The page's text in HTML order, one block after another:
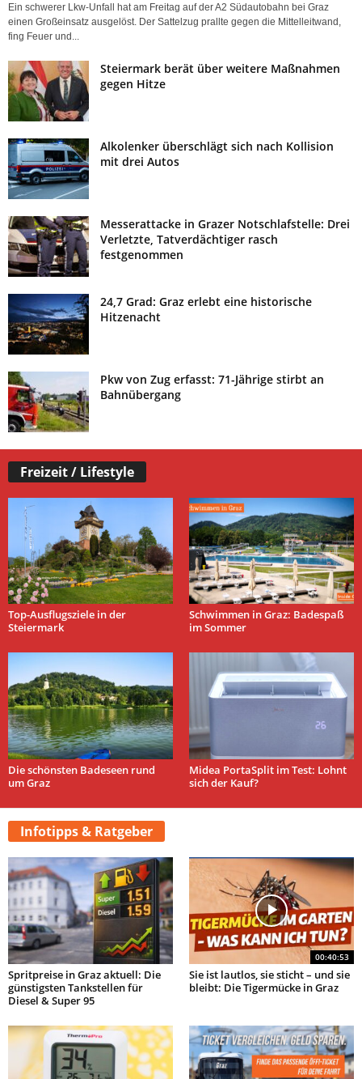
Ein schwerer Lkw-Unfall hat am Freitag auf der A2 Südautobahn bei Graz
einen Großeinsatz ausgelöst. Der Sattelzug prallte gegen die Mittelleitwand,
fing Feuer und...
Steiermark berät über weitere Maßnahmen
gegen Hitze
Alkolenker überschlägt sich nach Kollision
mit drei Autos
Messerattacke in Grazer Notschlafstelle: Drei
Verletzte, Tatverdächtiger rasch
festgenommen
24,7 Grad: Graz erlebt eine historische
Hitzenacht
Pkw von Zug erfasst: 71-Jährige stirbt an
Bahnübergang
Freizeit / Lifestyle
Top-Ausflugsziele in der
Steiermark
Schwimmen in Graz: Badespaß
im Sommer
Die schönsten Badeseen rund
um Graz
Midea PortaSplit im Test: Lohnt
sich der Kauf?
Infotipps & Ratgeber
Spritpreise in Graz aktuell: Die
günstigsten Tankstellen für
Diesel & Super 95
00:40:53
Sie ist lautlos, sie sticht – und sie
bleibt: Die Tigermücke in Graz